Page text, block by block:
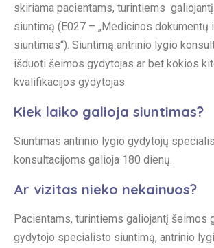
skiriama pacientams, turintiems
siuntimą (E027 – „Medicinos dokumentų
siuntimas“). Siuntimą antrinio lygio
išduoti šeimos gydytojas ar bet kokios
kvalifikacijos gydytojas.
Kiek laiko galioja siuntimas?
Siuntimas antrinio lygio gydytojų
konsultacijoms galioja 180 dienų.
Ar vizitas nieko nekainuos?
Pacientams, turintiems galiojantį šeimos
gydytojo specialisto siuntimą, antrinio